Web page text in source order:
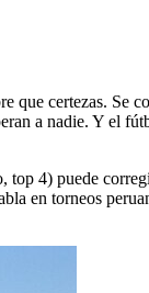
que certezas. Se
a nadie. Y el
top 4) puede
en torneos